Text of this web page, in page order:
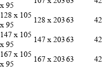
х 95
128 х 105
х 95
128 х 20363 42
147 х 105
х 95
147 х 20363 42
167 х 105
х 95
167 х 20363 42